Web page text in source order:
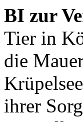
BI zur
Tier in
die
ihrer